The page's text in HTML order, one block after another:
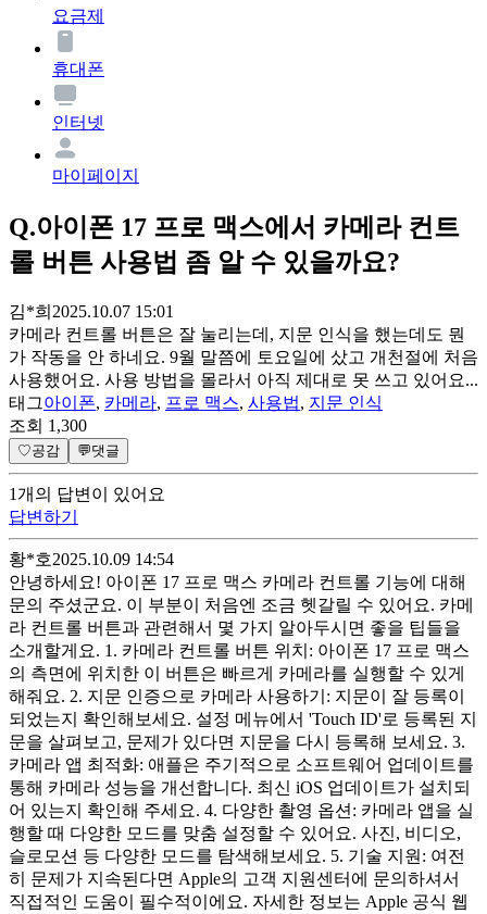
요금제
휴대폰
인터넷
마이페이지
Q.아이폰 17 프로 맥스에서 카메라 컨트
롤 버튼 사용법 좀 알 수 있을까요?
김*희 2025.10.07 15:01
카메라 컨트롤 버튼은 잘 눌리는데, 지문 인식을 했는데도 뭔
가 작동을 안 하네요. 9월 말쯤에 토요일에 샀고 개천절에 처음
사용했어요. 사용 방법을 몰라서 아직 제대로 못 쓰고 있어요...
태그아이폰, 카메라, 프로 맥스, 사용법, 지문 인식
조회 1,300
♡공감 💬댓글
1개 의 답변이 있어요
답변하기
황*호2025.10.09 14:54
안녕하세요! 아이폰 17 프로 맥스 카메라 컨트롤 기능에 대해
문의 주셨군요. 이 부분이 처음엔 조금 헷갈릴 수 있어요. 카메
라 컨트롤 버튼과 관련해서 몇 가지 알아두시면 좋을 팁들을
소개할게요. 1. 카메라 컨트롤 버튼 위치: 아이폰 17 프로 맥스
의 측면에 위치한 이 버튼은 빠르게 카메라를 실행할 수 있게
해줘요. 2. 지문 인증으로 카메라 사용하기: 지문이 잘 등록이
되었는지 확인해보세요. 설정 메뉴에서 'Touch ID'로 등록된 지
문을 살펴보고, 문제가 있다면 지문을 다시 등록해 보세요. 3.
카메라 앱 최적화: 애플은 주기적으로 소프트웨어 업데이트를
통해 카메라 성능을 개선합니다. 최신 iOS 업데이트가 설치되
어 있는지 확인해 주세요. 4. 다양한 촬영 옵션: 카메라 앱을 실
행할 때 다양한 모드를 맞춤 설정할 수 있어요. 사진, 비디오,
슬로모션 등 다양한 모드를 탐색해보세요. 5. 기술 지원: 여전
히 문제가 지속된다면 Apple의 고객 지원센터에 문의하셔서
직접적인 도움이 필수적이에요. 자세한 정보는 Apple 공식 웹